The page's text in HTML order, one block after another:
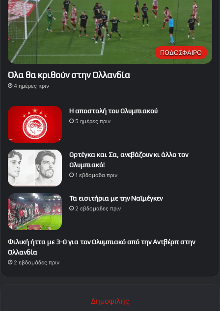
ΠΟΔΟΣΦΑΙΡΟ
Όλα θα κριθούν στην Ολλανδία
4 ημέρες πριν
Η αποστολή του Ολυμπιακού
5 ημέρες πριν
Ορτέγκα και Σα, ανεβάζουν κι άλλο τον
Ολυμπιακό!
1 εβδομάδα πριν
Τα εισιτήρια με την Ναϊμέγκεν
2 εβδομάδες πριν
Φιλική ήττα με 3-0 για τον Ολυμπιακό από την Αντβέρπ στην
Ολλανδία
2 εβδομάδες πριν
Δημοφιλής